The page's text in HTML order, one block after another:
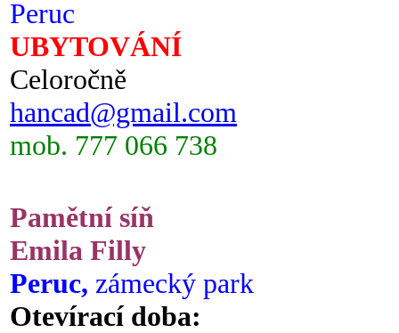
Peruc
UBYTOVÁNÍ
Celoročně
hancad@gmail.com
mob. 777 066 738
Pamětní síň
Emila Filly
Peruc, zámecký park
Otevírací doba: